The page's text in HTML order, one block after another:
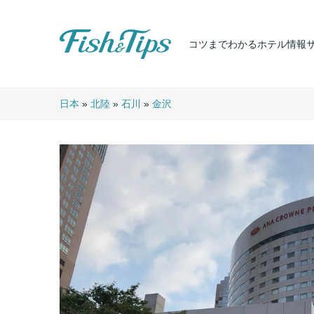
コツまでわかるホテル情報
日本 » 北陸» 石川 » 金沢